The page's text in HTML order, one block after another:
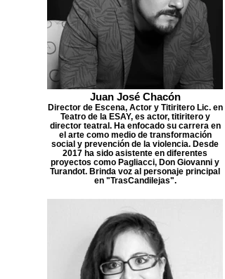
Juan José Chacón
Director de Escena, Actor y Titiritero Lic. en
Teatro de la ESAY, es actor, titiritero y
director teatral. Ha enfocado su carrera en
el arte como medio de transformación
social y prevención de la violencia. Desde
2017 ha sido asistente en diferentes
proyectos como Pagliacci, Don Giovanni y
Turandot. Brinda voz al personaje principal
en "TrasCandilejas".